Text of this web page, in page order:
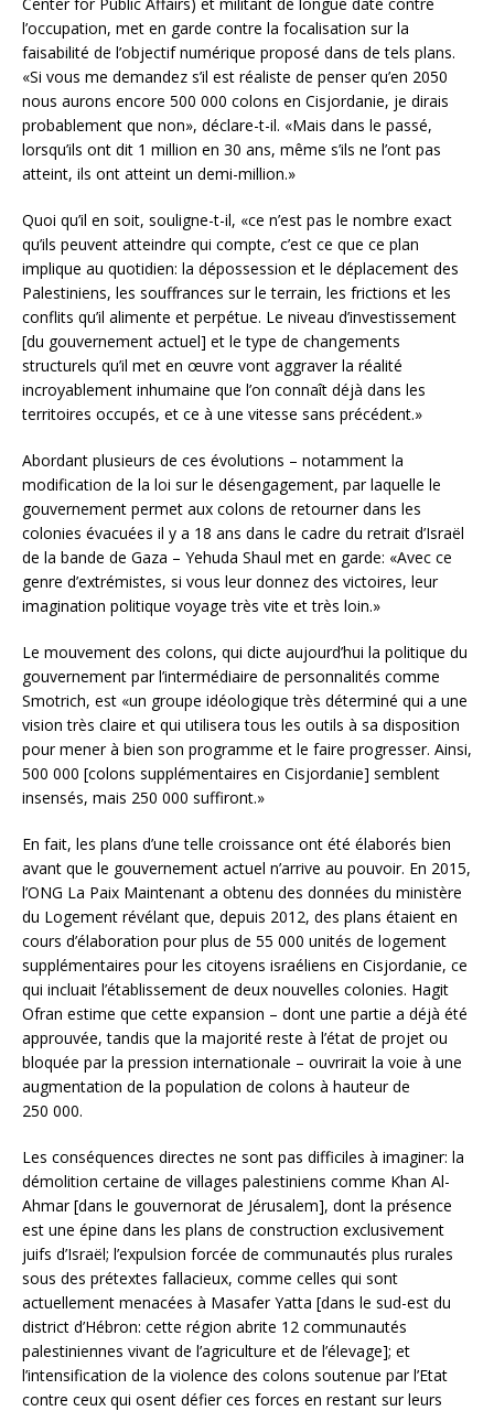
l’occupation, met en garde contre la focalisation sur la
faisabilité de l’objectif numérique proposé dans de tels plans.
«Si vous me demandez s’il est réaliste de penser qu’en 2050
nous aurons encore 500 000 colons en Cisjordanie, je dirais
probablement que non», déclare-t-il. «Mais dans le passé,
lorsqu’ils ont dit 1 million en 30 ans, même s’ils ne l’ont pas
atteint, ils ont atteint un demi-million.»
Quoi qu’il en soit, souligne-t-il, «ce n’est pas le nombre exact
qu’ils peuvent atteindre qui compte, c’est ce que ce plan
implique au quotidien: la dépossession et le déplacement des
Palestiniens, les souffrances sur le terrain, les frictions et les
conflits qu’il alimente et perpétue. Le niveau d’investissement
[du gouvernement actuel] et le type de changements
structurels qu’il met en œuvre vont aggraver la réalité
incroyablement inhumaine que l’on connaît déjà dans les
territoires occupés, et ce à une vitesse sans précédent.»
Abordant plusieurs de ces évolutions – notamment la
modification de la loi sur le désengagement, par laquelle le
gouvernement permet aux colons de retourner dans les
colonies évacuées il y a 18 ans dans le cadre du retrait d’Israël
de la bande de Gaza – Yehuda Shaul met en garde: «Avec ce
genre d’extrémistes, si vous leur donnez des victoires, leur
imagination politique voyage très vite et très loin.»
Le mouvement des colons, qui dicte aujourd’hui la politique du
gouvernement par l’intermédiaire de personnalités comme
Smotrich, est «un groupe idéologique très déterminé qui a une
vision très claire et qui utilisera tous les outils à sa disposition
pour mener à bien son programme et le faire progresser. Ainsi,
500 000 [colons supplémentaires en Cisjordanie] semblent
insensés, mais 250 000 suffiront.»
En fait, les plans d’une telle croissance ont été élaborés bien
avant que le gouvernement actuel n’arrive au pouvoir. En 2015,
l’ONG La Paix Maintenant a obtenu des données du ministère
du Logement révélant que, depuis 2012, des plans étaient en
cours d’élaboration pour plus de 55 000 unités de logement
supplémentaires pour les citoyens israéliens en Cisjordanie, ce
qui incluait l’établissement de deux nouvelles colonies. Hagit
Ofran estime que cette expansion – dont une partie a déjà été
approuvée, tandis que la majorité reste à l’état de projet ou
bloquée par la pression internationale – ouvrirait la voie à une
augmentation de la population de colons à hauteur de
250 000.
Les conséquences directes ne sont pas difficiles à imaginer: la
démolition certaine de villages palestiniens comme Khan Al-
Ahmar [dans le gouvernorat de Jérusalem], dont la présence
est une épine dans les plans de construction exclusivement
juifs d’Israël; l’expulsion forcée de communautés plus rurales
sous des prétextes fallacieux, comme celles qui sont
actuellement menacées à Masafer Yatta [dans le sud-est du
district d’Hébron: cette région abrite 12 communautés
palestiniennes vivant de l’agriculture et de l’élevage]; et
l’intensification de la violence des colons soutenue par l’Etat
contre ceux qui osent défier ces forces en restant sur leurs